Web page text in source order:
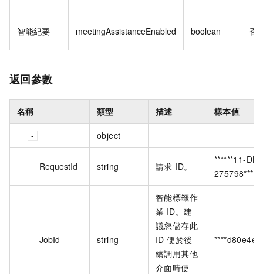
智能紀要 meetingAssistanceEnabled boolean 否
返回參數
名稱 類型 描述 樣本值
object
RequestId string 請求 ID。
******11-
275798******
JobId string
智能標籤作
業 ID。建
議您儲存此
ID 便於後
續調用其他
介面時使